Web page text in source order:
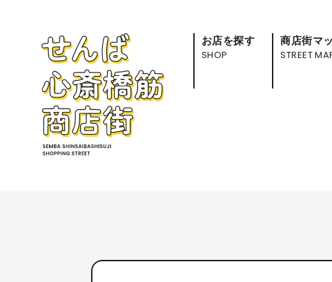
お店を探す
SHOP
商店街マ
STREET